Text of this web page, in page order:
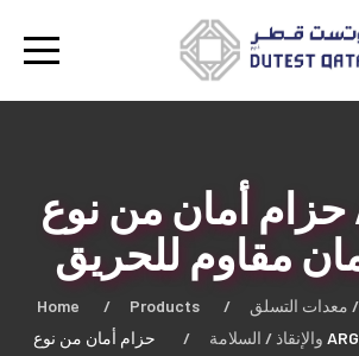
حزام أمان من نوع ARG 30
مقاوم للحريق
Home Products
معدات التسلق
والإنقاذ / السلامة
حزام أمان من نوع ARG 30 خاص أمان مقاوم